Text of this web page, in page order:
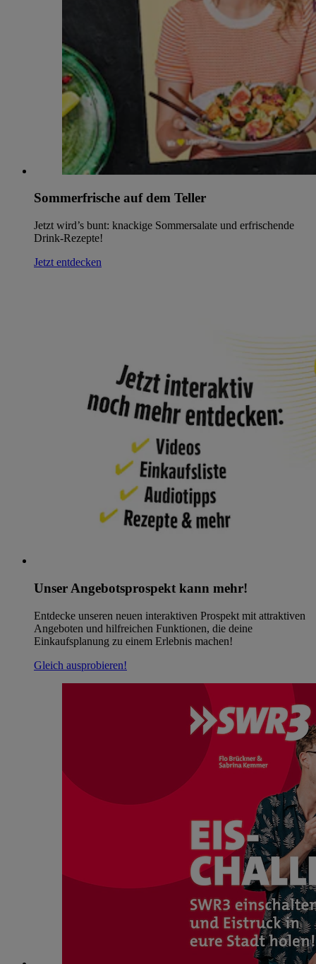
Sommerfrische auf dem Teller
Jetzt wird’s bunt: knackige Sommersalate und erfrischende
Drink-Rezepte!
Jetzt entdecken
Unser Angebotsprospekt kann mehr!
Entdecke unseren neuen interaktiven Prospekt mit attraktiven
Angeboten und hilfreichen Funktionen, die deine
Einkaufsplanung zu einem Erlebnis machen!
Gleich ausprobieren!